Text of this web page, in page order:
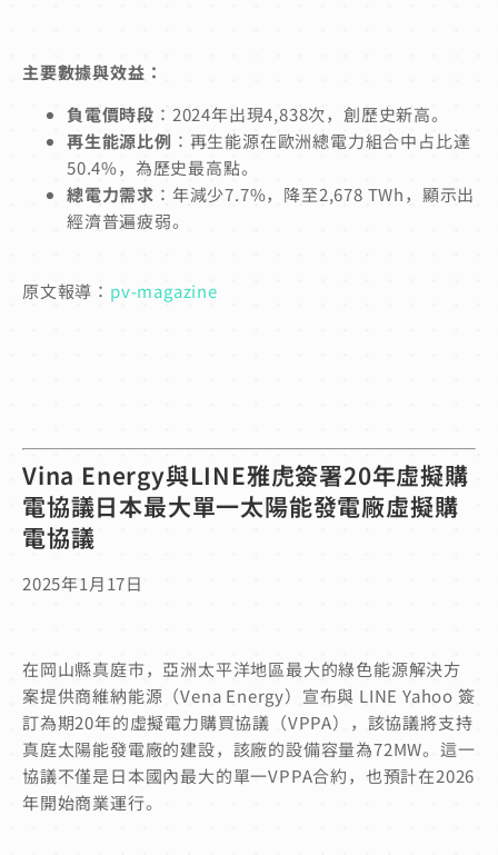
主要數據與效益：
負電價時段 ：2024年出現4,838次，創歷史新高。
再生能源比例 ：再生能源在歐洲總電力組合中占比達
50.4%，為歷史最高點。
總電力需求 ：年減少7.7%，降至2,678 TWh，顯示出
經濟普遍疲弱。
原文報導： pv-magazine
Vina Energy與LINE雅虎簽署20年虛擬購
電協議日本最大單一太陽能發電廠虛擬購
電協議
2025年1月17日
在岡山縣真庭市，亞洲太平洋地區最大的綠色能源解決方
案提供商維納能源（Vena Energy）宣布與 LINE Yahoo 簽
訂為期20年的虛擬電力購買協議（VPPA），該協議將支持
真庭太陽能發電廠的建設，該廠的設備容量為72MW。這一
協議不僅是日本國內最大的單一VPPA合約，也預計在2026
年開始商業運行。